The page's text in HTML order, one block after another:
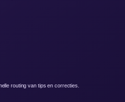
routing van tips en correcties.